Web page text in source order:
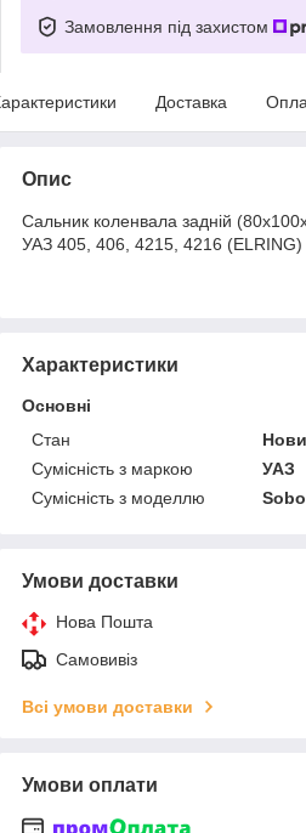
Замовлення під захистом
Доставка
Опис
Сальник коленвала задній
УАЗ 405, 406, 4215, 4216 (ELRING)
Характеристики
Основні
Стан
Сумісність з маркою
УАЗ
Сумісність з моделлю
Умови доставки
Нова Пошта
Самовивіз
Всі умови доставки
Умови оплати